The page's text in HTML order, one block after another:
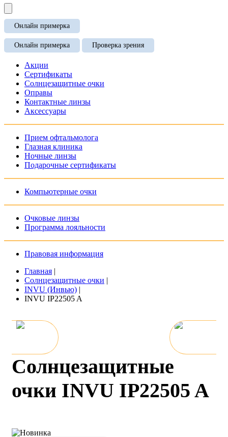
Онлайн примерка
Онлайн примерка Проверка зрения
Акции
Сертификаты
Солнцезащитные очки
Оправы
Контактные линзы
Аксессуары
Прием офтальмолога
Глазная клиника
Ночные линзы
Подарочные сертификаты
Компьютерные очки
Очковые линзы
Программа лояльности
Правовая информация
Главная |
Солнцезащитные очки |
INVU (Инвью) |
INVU IP22505 A
Солнцезащитные
очки INVU IP22505 A